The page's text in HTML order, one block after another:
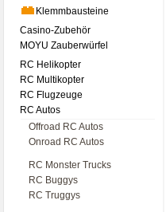
Klemmbausteine
Casino-Zubehör
MOYU Zauberwürfel
RC Helikopter
RC Multikopter
RC Flugzeuge
RC Autos
Offroad RC Autos
Onroad RC Autos
RC Monster Trucks
RC Buggys
RC Truggys